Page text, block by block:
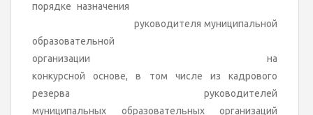
порядке назначения
руководителя муниципальной
образовательной
организации на
конкурсной основе, в том числе из кадрового
резерва руководителей
муниципальных образовательных организаций